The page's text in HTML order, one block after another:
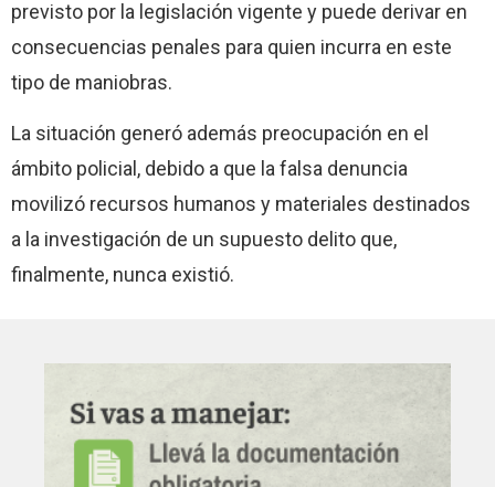
previsto por la legislación vigente y puede derivar en
consecuencias penales para quien incurra en este
tipo de maniobras.
La situación generó además preocupación en el
ámbito policial, debido a que la falsa denuncia
movilizó recursos humanos y materiales destinados
a la investigación de un supuesto delito que,
finalmente, nunca existió.